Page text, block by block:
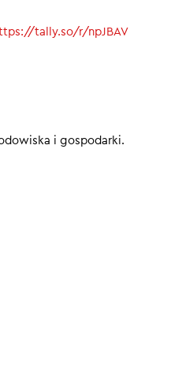
tally.so/r/npJBAV
i gospodarki.